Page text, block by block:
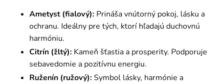
Ametyst (fialový): Prináša vnútorný pokoj, lásku a
ochranu. Ideálny pre tých, ktorí hľadajú duchovnú
harmóniu.
Citrín (žltý): Kameň šťastia a prosperity. Podporuje
sebavedomie a pozitívnu energiu.
Ruženín (ružový):Symbol lásky, harmónie a